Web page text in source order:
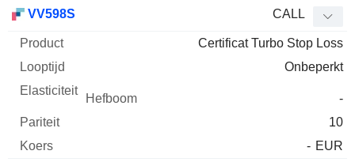
VV598S CALL
Certificat Turbo Stop Loss
Onbeperkt
-
10
- EUR